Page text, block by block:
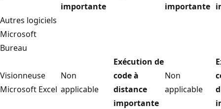
importante
importante
Autres logiciels
Microsoft
Bureau
Visionneuse
Microsoft Excel
Non
applicable
Exécution de
code à
distance
importante
Non
applicable